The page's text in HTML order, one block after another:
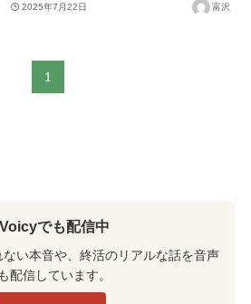
2025年7月22日 富沢
1
でも配信中
い本音や、終活のリアルな話を音声
配信しています。